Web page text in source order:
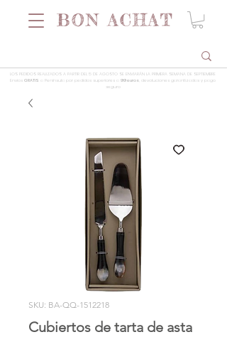
LOS PEDIDOS REALIZADOS A PARTIR DEL 5 DE AGOSTO SE ENVIARÁN LA PRIMERA SEMANA DE SEPTIEMBRE
Envios GRATIS a Península por pedidos superiores a 99 euros , devoluciones garantizadas y pago
seguro
SKU: BA-QQ-1512218
Cubiertos de tarta de asta